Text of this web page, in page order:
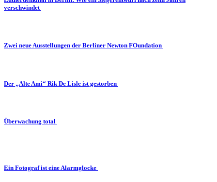
verschwindet
Zwei neue Ausstellungen der Berliner Newton FOundation
Der „Alte Ami“ Rik De Lisle ist gestorben
Überwachung total
Ein Fotograf ist eine Alarmglocke